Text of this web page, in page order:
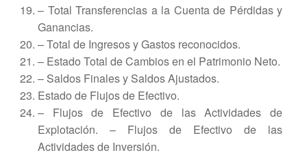
– Total Transferencias a la Cuenta de Pérdidas y
Ganancias.
– Total de Ingresos y Gastos reconocidos.
– Estado Total de Cambios en el Patrimonio Neto.
– Saldos Finales y Saldos Ajustados.
Estado de Flujos de Efectivo.
– Flujos de Efectivo de las Actividades de
Explotación. – Flujos de Efectivo de las
Actividades de Inversión.